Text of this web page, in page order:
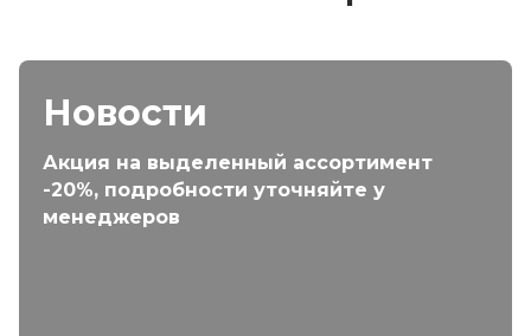
Новости
Акция на выделенный ассортимент
-20%, подробности уточняйте у
менеджеров